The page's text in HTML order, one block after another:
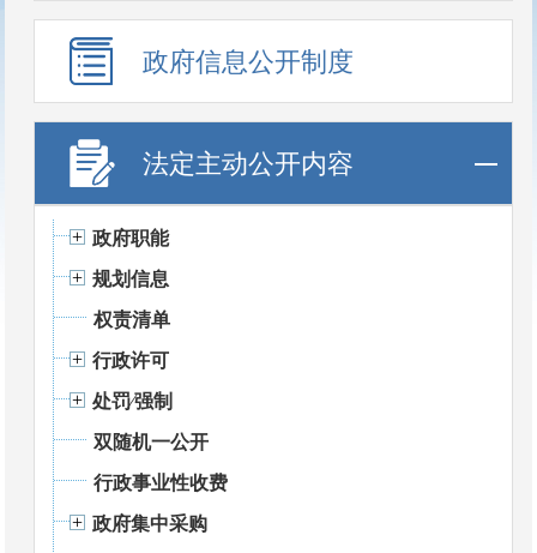
政府信息公开制度
法定主动公开内容
政府职能
规划信息
权责清单
行政许可
处罚⁄强制
双随机一公开
行政事业性收费
政府集中采购